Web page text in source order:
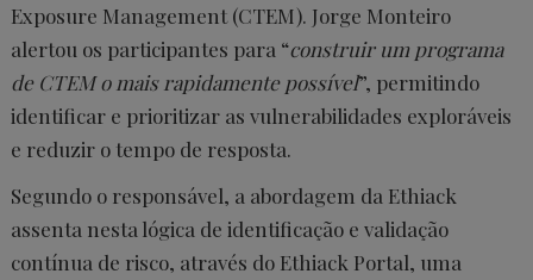
Exposure Management (CTEM). Jorge Monteiro
alertou os participantes para “construir um programa
de CTEM o mais rapidamente possível”, permitindo
identificar e prioritizar as vulnerabilidades exploráveis
e reduzir o tempo de resposta.
Segundo o responsável, a abordagem da Ethiack
assenta nesta lógica de identificação e validação
contínua de risco, através do Ethiack Portal, uma